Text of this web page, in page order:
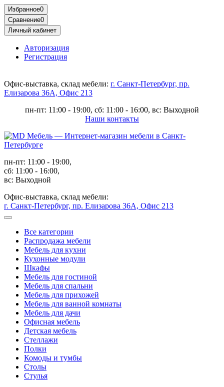
Избранное0
Сравнение0
Личный кабинет
Авторизация
Регистрация
Офис-выставка, склад мебели: г. Санкт-Петербург, пр.
Елизарова 36А, Офис 213
пн-пт: 11:00 - 19:00, сб: 11:00 - 16:00, вс: Выходной
Наши контакты
пн-пт: 11:00 - 19:00,
сб: 11:00 - 16:00,
вс: Выходной
Офис-выставка, склад мебели:
г. Санкт-Петербург, пр. Елизарова 36А, Офис 213
Все категории
Распродажа мебели
Мебель для кухни
Кухонные модули
Шкафы
Мебель для гостиной
Мебель для спальни
Мебель для прихожей
Мебель для ванной комнаты
Мебель для дачи
Офисная мебель
Детская мебель
Стеллажи
Полки
Комоды и тумбы
Столы
Стулья